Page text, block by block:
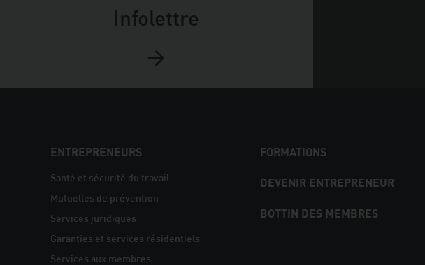
Infolettre
NAVIGATION
PIED
DE
PAGE
ENTREPRENEURS
Santé et sécurité du travail
Mutuelles de prévention
Services juridiques
Garanties et services résidentiels
Services aux membres
FORMATIONS
DEVENIR ENTREPRENEUR
BOTTIN DES MEMBRES